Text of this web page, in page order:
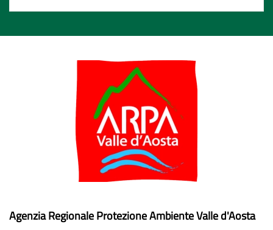
Agenzia Regionale Protezione Ambiente Valle d'Aosta